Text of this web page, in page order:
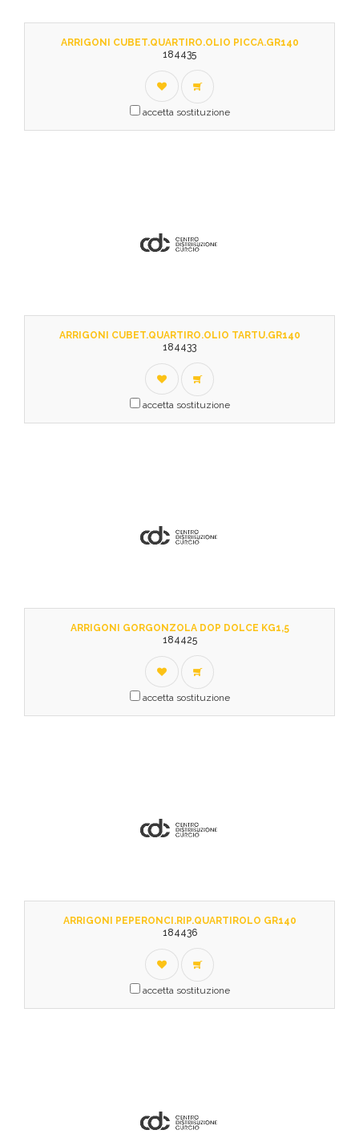
ARRIGONI CUBET.QUARTIRO.OLIO PICCA.GR140
184435
accetta sostituzione
ARRIGONI CUBET.QUARTIRO.OLIO TARTU.GR140
184433
accetta sostituzione
ARRIGONI GORGONZOLA DOP DOLCE KG1,5
184425
accetta sostituzione
ARRIGONI PEPERONCI.RIP.QUARTIROLO GR140
184436
accetta sostituzione